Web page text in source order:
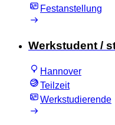
Festanstellung
Werkstudent /
Hannover
Teilzeit
Werkstudierende